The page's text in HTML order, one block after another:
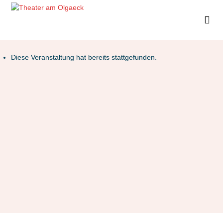
Diese Veranstaltung hat bereits stattgefunden.